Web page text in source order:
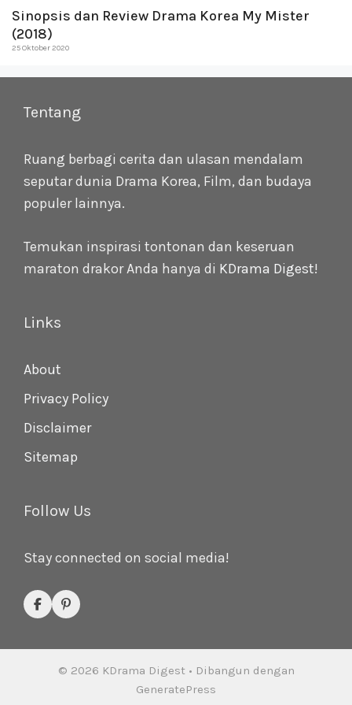
Sinopsis dan Review Drama Korea My Mister
(2018)
25 Oktober 2020
Tentang
Ruang berbagi cerita dan ulasan mendalam
seputar dunia Drama Korea, Film, dan budaya
populer lainnya.
Temukan inspirasi tontonan dan keseruan
maraton drakor Anda hanya di KDrama Digest!
Links
About
Privacy Policy
Disclaimer
Sitemap
Follow Us
Stay connected on social media!
© 2026 KDrama Digest• Dibangun dengan
GeneratePress